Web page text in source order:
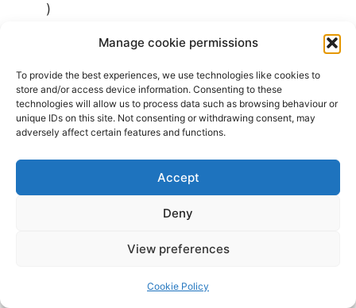
Manage cookie permissions
To provide the best experiences, we use technologies like cookies to
store and/or access device information. Consenting to these
technologies will allow us to process data such as browsing behaviour or
unique IDs on this site. Not consenting or withdrawing consent, may
adversely affect certain features and functions.
Accept
Deny
View preferences
Cookie Policy
)
^ Top
G
(side :
fromside :
integer)